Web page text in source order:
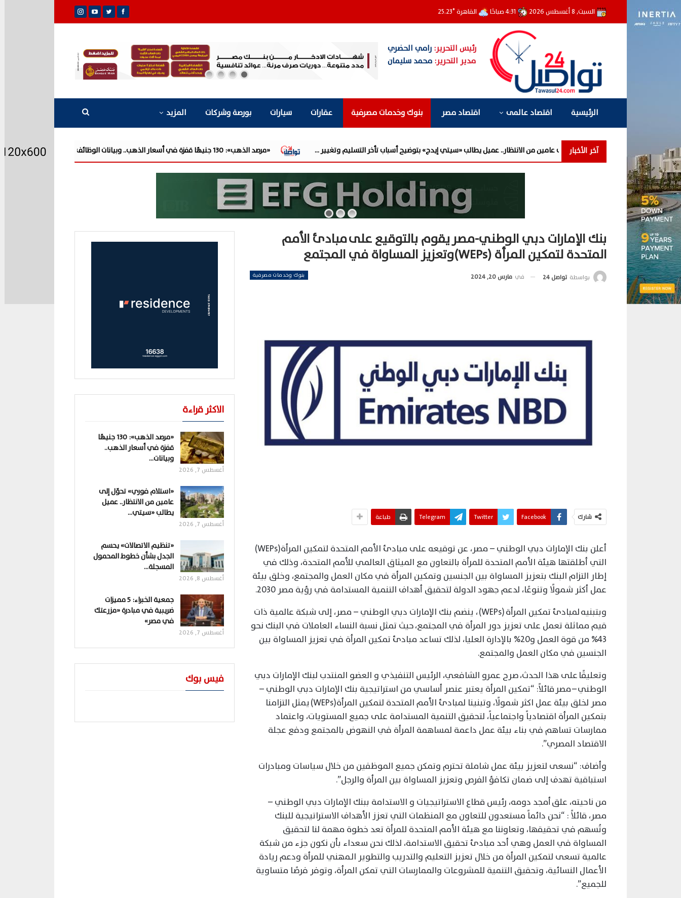
السبت, 8 أغسطس 2026 القاهرة°
25.23
رئيس التحرير:رامي الحضري
مدير التحرير: محمد سليمان
الرئيسية اقتصاد عالمى اقتصاد مصر بنوك وخدمات مصرفية عقارات سيارات بورصة وشركات المزيد
آخر الأخبار
فوري» تحوّل إلى عامين من الانتظار.. عميل يطالب «سيتي إيدج» بتوضيح أسباب تأخر التسليم وتغيير ... «مرصد الذهب»: 130 جنيهًا قفزة في أسعار الذهب.. وبيانات الوظائف الأمريكية الضعيفة تدفع الأوقية لأقوى ...
بنك الإمارات دبي الوطني-مصر يقوم بالتوقيع على مبادئ الأمم
المتحدة لتمكين المرأة (WEPs)وتعزيز المساواة في المجتمع
بنوك وخدمات مصرفية بواسطة تواصل 24 في مارس 20, 2024
شارك Facebook
Twitter
Telegram طباعة
أعلن بنك الإمارات دبي الوطني – مصر، عن توقيعه على مبادئ الأمم المتحدة لتمكين المرأة(WEPs)
التي أطلقتها هيئة الأمم المتحدة للمرأة بالتعاون مع الميثاق العالمي للأمم المتحدة، وذلك في
إطار التزام البنك بتعزيز المساواة بين الجنسين وتمكين المرأة في مكان العمل والمجتمع، وخلق بيئة
عمل أكثر شمولًا وتنوعًا، لدعم جهود الدولة لتحقيق أهداف التنمية المستدامة في رؤية مصر 2030.
وبتبنيه لمبادئ تمكين المرأة (WEPs) ، ينضم بنك الإمارات دبي الوطني – مصر، إلى شبكة عالمية ذات
قيم مماثلة تعمل على تعزيز دور المرأة في المجتمع، حيث تمثل نسبة النساء العاملات في البنك نحو
43% من قوة العمل و20% بالإدارة العليا، لذلك تساعد مبادئ تمكين المرأة في تعزيز المساواة بين
الجنسين في مكان العمل والمجتمع.
وتعليقًا على هذا الحدث، صرح عمرو الشافعي، الرئيس التنفيذي و العضو المنتدب لبنك الإمارات دبي
الوطني – مصر قائلاً: “تمكين المرأة يعتبر عنصر أساسي من استراتيجية بنك الإمارات دبي الوطني –
مصر لخلق بيئة عمل اكثر شمولًا، وتبنينا لمبادئ الأمم المتحدة لتمكين المرأة(WEPs) يمثل التزامنا
بتمكين المرأة اقتصادياً واجتماعياً، لتحقيق التنمية المستدامة على جميع المستويات، واعتماد
ممارسات تساهم في بناء بيئة عمل داعمة لمساهمة المرأة في النهوض بالمجتمع ودفع عجلة
الاقتصاد المصري”.
وأضاف: “نسعى لتعزيز بيئة عمل شاملة تحترم وتمكن جميع الموظفين من خلال سياسات ومبادرات
استباقية تهدف إلى ضمان تكافؤ الفرص وتعزيز المساواة بين المرأة والرجل”.
من ناحيته، علق أمجد دومه، رئيس قطاع الاستراتيجيات و الاستدامة ببنك الإمارات دبي الوطني –
مصر، قائلاً : “نحن دائماً مستعدون للتعاون مع المنظمات التي تعزز الأهداف الاستراتيجية للبنك
وتُسهم في تحقيقها، وتعاوننا مع هيئة الأمم المتحدة للمرأة تعد خطوة مهمة لنا لتحقيق
المساواة في العمل وهي أحد مبادئ تحقيق الاستدامة، لذلك نحن سعداء بأن نكون جزء من شبكة
عالمية تسعى لتمكين المرأة من خلال تعزيز التعليم والتدريب والتطوير الـمھني للمرأة ودعم ريادة
الأعمال النسائية، وتحقيق التنمية للمشروعات والممارسات التي تمكن المرأة، وتوفر فرصًا متساوية
للجميع”.
الاكثر قراءة
«مرصد الذهب»: 130 جنيهًا
قفزة في أسعار الذهب..
وبيانات…
أغسطس 7, 2026
«استلام فوري» تحوّل إلى
عامين من الانتظار.. عميل
يطالب «سيتي…
أغسطس 7, 2026
«تنظيم الاتصالات» يحسم
الجدل بشأن خطوط المحمول
المسجلة…
أغسطس 8, 2026
جمعية الخبراء: 5 مميزات
ضريبية في مبادرة «مزرعتك
في مصر»
أغسطس 7, 2026
فيس بوك